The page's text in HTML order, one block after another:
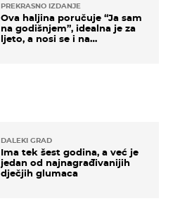
DALEKI GRAD
Ima tek šest godina, a već je
jedan od najnagrađivanijih
dječjih glumaca
PREKRASNO IZDANJE
Ova haljina poručuje “Ja sam
na godišnjem”, idealna je za
ljeto, a nosi se i na